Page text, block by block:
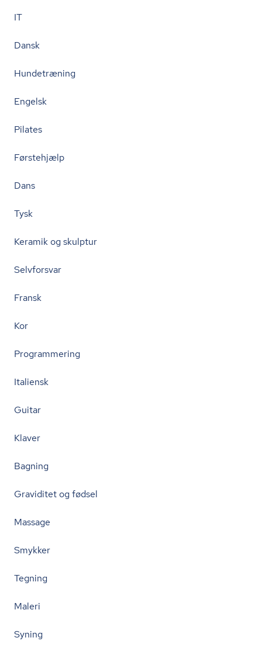
IT
Dansk
Hundetræning
Engelsk
Pilates
Førstehjælp
Dans
Tysk
Keramik og skulptur
Selvforsvar
Fransk
Kor
Programmering
Italiensk
Guitar
Klaver
Bagning
Graviditet og fødsel
Massage
Smykker
Tegning
Maleri
Syning